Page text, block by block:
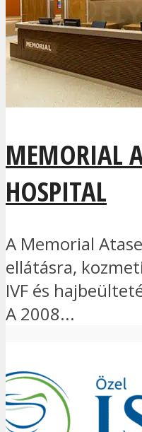
MEMORIAL
HOSPITAL
A Memorial
ellátásra,
IVF és
A 2008...